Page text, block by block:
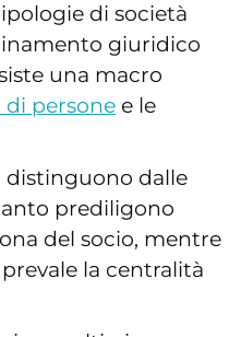
di società
giuridico
una macro
di persone e le
distinguono dalle
prediligono
del socio, mentre
la centralità